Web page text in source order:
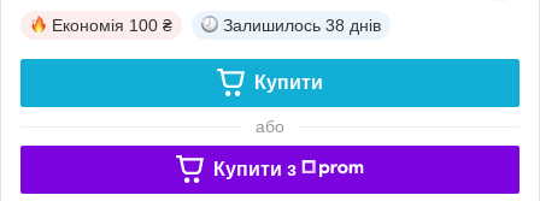
Економія 100 ₴ Залишилось 38 днів
Купити
або
Купити з